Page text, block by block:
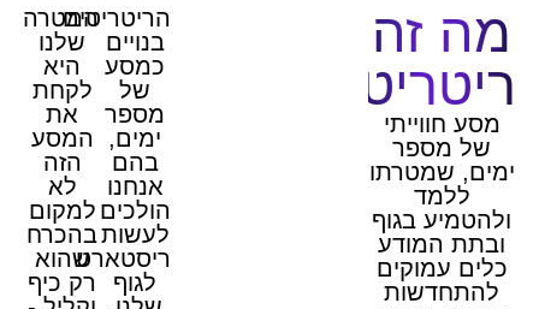
זה
חווייתי
של מספר
שמטרתו
ללמד
בגוף
המודע
עמוקים
הריטריטים
בנויים
כמסע
מספר
ימים,
בהם
אנחנו
הולכים
לעשות
ריסטארט
המטרה
שלנו
היא
לקחת
את
המסע
הזה
לא
למקום
בהכרח
שהוא
רק כיף